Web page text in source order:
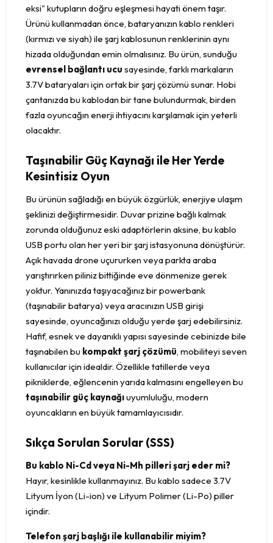
eksi" kutupların doğru eşleşmesi hayati önem taşır.
Ürünü kullanmadan önce, bataryanızın kablo renkleri
(kırmızı ve siyah) ile şarj kablosunun renklerinin aynı
hizada olduğundan emin olmalısınız. Bu ürün, sunduğu
evrensel bağlantı ucu sayesinde, farklı markaların
3.7V bataryaları için ortak bir şarj çözümü sunar. Hobi
çantanızda bu kablodan bir tane bulundurmak, birden
fazla oyuncağın enerji ihtiyacını karşılamak için yeterli
olacaktır.
Taşınabilir Güç Kaynağı ile Her Yerde
Kesintisiz Oyun
Bu ürünün sağladığı en büyük özgürlük, enerjiye ulaşım
şeklinizi değiştirmesidir. Duvar prizine bağlı kalmak
zorunda olduğunuz eski adaptörlerin aksine, bu kablo
USB portu olan her yeri bir şarj istasyonuna dönüştürür.
Açık havada drone uçururken veya parkta araba
yarıştırırken piliniz bittiğinde eve dönmenize gerek
yoktur. Yanınızda taşıyacağınız bir powerbank
(taşınabilir batarya) veya aracınızın USB girişi
sayesinde, oyuncağınızı olduğu yerde şarj edebilirsiniz.
Hafif, esnek ve dayanıklı yapısı sayesinde cebinizde bile
taşınabilen bu kompakt şarj çözümü, mobiliteyi seven
kullanıcılar için idealdir. Özellikle tatillerde veya
pikniklerde, eğlencenin yarıda kalmasını engelleyen bu
taşınabilir güç kaynağıuyumluluğu, modern
oyuncakların en büyük tamamlayıcısıdır.
Sıkça Sorulan Sorular (SSS)
Bu kablo Ni-Cd veya Ni-Mh pilleri şarj eder mi?
Hayır, kesinlikle kullanmayınız. Bu kablo sadece 3.7V
Lityum İyon (Li-ion) ve Lityum Polimer (Li-Po) piller
içindir.
Telefon şarj başlığı ile kullanabilir miyim?